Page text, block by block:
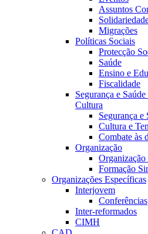
Assuntos
Migrações
Políticas Sociais
Protecção
Saúde
Ensino e
Fiscalidade
Segurança e
Cultura
Segurança e
Cultura e
Combate às
Organização
Formação
Organizações Específicas
Interjovem
Conferências
Inter-reformados
CIMH